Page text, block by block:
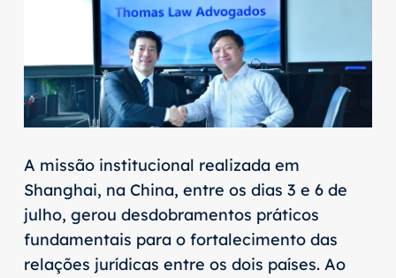
A missão institucional realizada em
Shanghai, na China, entre os dias 3 e 6 de
julho, gerou desdobramentos práticos
fundamentais para o fortalecimento das
relações jurídicas entre os dois países. Ao